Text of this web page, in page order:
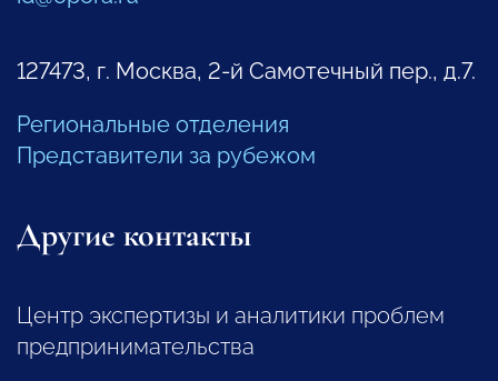
127473, г. Москва, 2-й Самотечный пер., д.7.
Региональные отделения
Представители за рубежом
Другие контакты
Центр экспертизы и аналитики проблем
предпринимательства